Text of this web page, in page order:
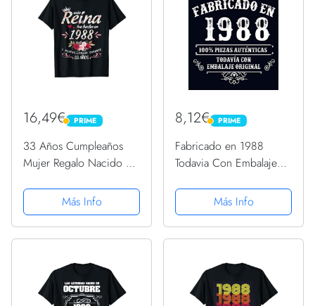
16,49€ PRIME
PRIME
33 Años Cumpleaños
Mujer Regalo Nacido En
CamisetaMás Info
8,12€ PRIME
PRIME
Fabricado en 1988
Todavia Con Embalaje
cumpleaños niña de 33
años escribiendo un
diario | Cuaderno en
/ 8x10 pulgadas
Más Info